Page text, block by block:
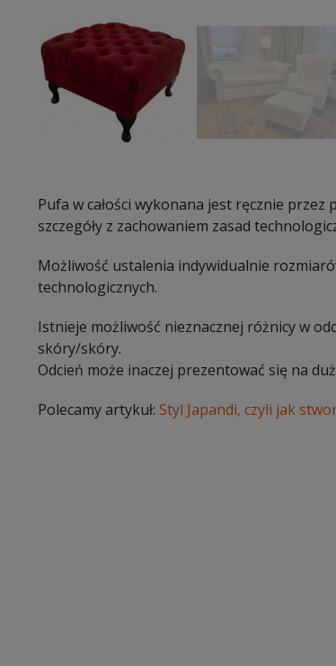
Pufa w całości wykonana jest ręcznie
szczegóły z zachowaniem zasad
Możliwość ustalenia indywidualnie
technologicznych.
Istnieje możliwość nieznacznej różnicy w
skóry/skóry.
Odcień może inaczej prezentować się na
Polecamy artykuł: Styl Japandi, czyli jak